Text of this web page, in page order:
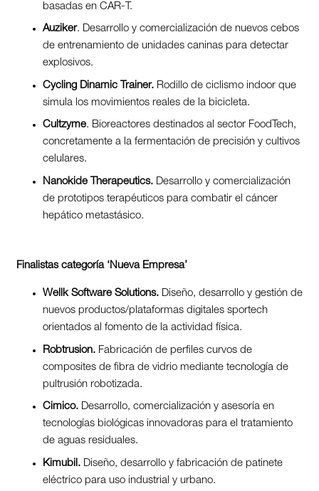
basadas en CAR-T.
Auziker. Desarrollo y comercialización de nuevos cebos
de entrenamiento de unidades caninas para detectar
explosivos.
Cycling Dinamic Trainer. Rodillo de ciclismo indoor que
simula los movimientos reales de la bicicleta.
Cultzyme. Bioreactores destinados al sector FoodTech,
concretamente a la fermentación de precisión y cultivos
celulares.
Nanokide Therapeutics. Desarrollo y comercialización
de prototipos terapéuticos para combatir el cáncer
hepático metastásico.
Finalistas categoría ‘Nueva Empresa’
Wellk Software Solutions. Diseño, desarrollo y gestión de
nuevos productos/plataformas digitales sportech
orientados al fomento de la actividad física.
Robtrusion. Fabricación de perfiles curvos de
composites de fibra de vidrio mediante tecnología de
pultrusión robotizada.
Cimico. Desarrollo, comercialización y asesoría en
tecnologías biológicas innovadoras para el tratamiento
de aguas residuales.
Kimubil. Diseño, desarrollo y fabricación de patinete
eléctrico para uso industrial y urbano.